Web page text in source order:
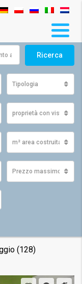
Ricerca
Tipologia
proprietà con vista
m² area costruita
Prezzo massimo
(128)